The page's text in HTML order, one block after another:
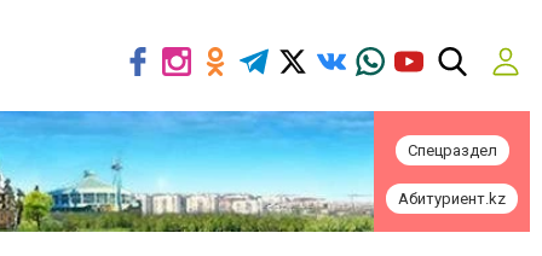
Спецраздел
Абитуриент.kz